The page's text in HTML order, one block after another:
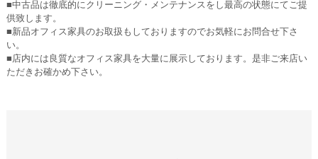
■中古品は徹底的にクリーニング・メンテナンスをし最高の状態にてご提
供致します。
■新品オフィス家具のお取扱もしておりますのでお気軽にお問合せ下さ
い。
■店内には良質なオフィス家具を大量に展示しております。是非ご来店い
ただきお確かめ下さい。